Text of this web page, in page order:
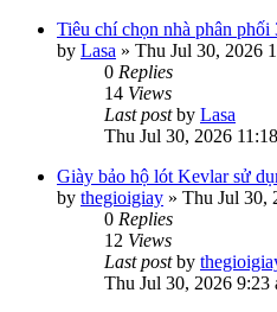
Tiêu chí chọn nhà phân
by Lasa » Thu Jul 30, 2026
0 Replies
14 Views
Last postby Lasa
Thu Jul 30, 2026
Giày bảo hộ lót Kevlar sử
by thegioigiay » Thu Jul 30,
0 Replies
12 Views
Last postby
Thu Jul 30, 2026 9:23